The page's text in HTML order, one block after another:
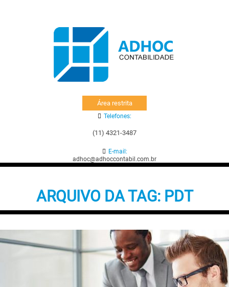
Área restrita
Telefones:
(11) 4321-3487
E-mail:
adhoc@adhoccontabil.com.br
ARQUIVO DA TAG: PDT